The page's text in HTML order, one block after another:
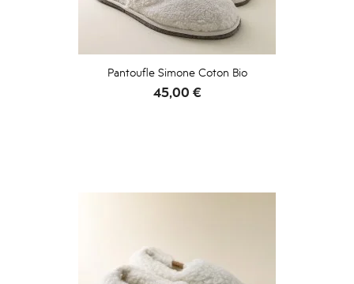
Pantoufle Simone Coton Bio
Prix
45,00 €